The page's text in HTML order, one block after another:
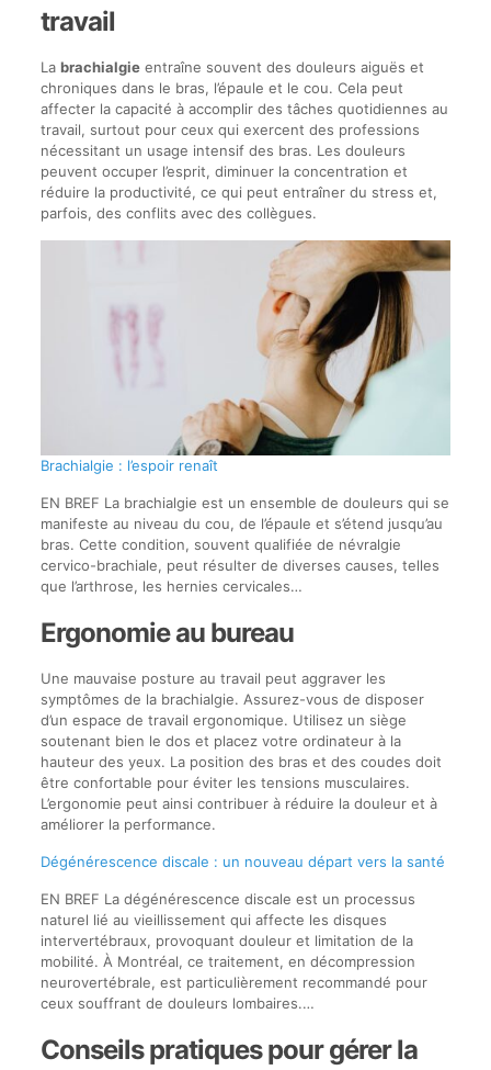
travail
La brachialgieentraîne souvent des douleurs aiguës et
chroniques dans le bras, l’épaule et le cou. Cela peut
affecter la capacité à accomplir des tâches quotidiennes au
travail, surtout pour ceux qui exercent des professions
nécessitant un usage intensif des bras. Les douleurs
peuvent occuper l’esprit, diminuer la concentration et
réduire la productivité, ce qui peut entraîner du stress et,
parfois, des conflits avec des collègues.
Brachialgie : l’espoir renaît
EN BREF La brachialgie est un ensemble de douleurs qui se
manifeste au niveau du cou, de l’épaule et s’étend jusqu’au
bras. Cette condition, souvent qualifiée de névralgie
cervico-brachiale, peut résulter de diverses causes, telles
que l’arthrose, les hernies cervicales…
Ergonomie au bureau
Une mauvaise posture au travail peut aggraver les
symptômes de la brachialgie. Assurez-vous de disposer
d’un espace de travail ergonomique. Utilisez un siège
soutenant bien le dos et placez votre ordinateur à la
hauteur des yeux. La position des bras et des coudes doit
être confortable pour éviter les tensions musculaires.
L’ergonomie peut ainsi contribuer à réduire la douleur et à
améliorer la performance.
Dégénérescence discale : un nouveau départ vers la santé
EN BREF La dégénérescence discale est un processus
naturel lié au vieillissement qui affecte les disques
intervertébraux, provoquant douleur et limitation de la
mobilité. À Montréal, ce traitement, en décompression
neurovertébrale, est particulièrement recommandé pour
ceux souffrant de douleurs lombaires.…
Conseils pratiques pour gérer la